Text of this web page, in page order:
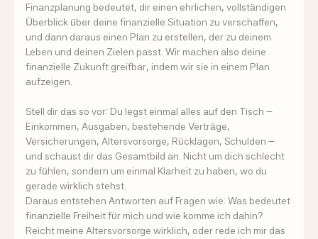
Finanzplanung bedeutet, dir einen ehrlichen, vollständigen
Überblick über deine finanzielle Situation zu verschaffen,
und dann daraus einen Plan zu erstellen, der zu deinem
Leben und deinen Zielen passt. Wir machen also deine
finanzielle Zukunft greifbar, indem wir sie in einem Plan
aufzeigen.
Stell dir das so vor: Du legst einmal alles auf den Tisch –
Einkommen, Ausgaben, bestehende Verträge,
Versicherungen, Altersvorsorge, Rücklagen, Schulden –
und schaust dir das Gesamtbild an. Nicht um dich schlecht
zu fühlen, sondern um einmal Klarheit zu haben, wo du
gerade wirklich stehst.
Daraus entstehen Antworten auf Fragen wie: Was bedeutet
finanzielle Freiheit für mich und wie komme ich dahin?
Reicht meine Altersvorsorge wirklich, oder rede ich mir das